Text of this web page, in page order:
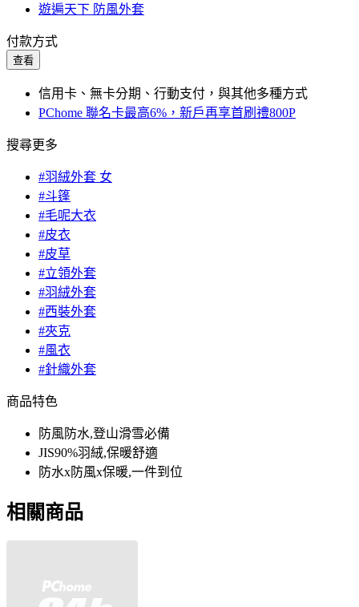
遊遍天下 防風外套
付款方式
查看
信用卡、無卡分期、行動支付，與其他多種方式
PChome 聯名卡最高6%，新戶再享首刷禮800P
搜尋更多
#羽絨外套 女
#斗篷
#毛呢大衣
#皮衣
#皮草
#立領外套
#羽絨外套
#西裝外套
#夾克
#風衣
#針織外套
商品特色
防風防水,登山滑雪必備
JIS90%羽絨,保暖舒適
防水x防風x保暖,一件到位
相關商品